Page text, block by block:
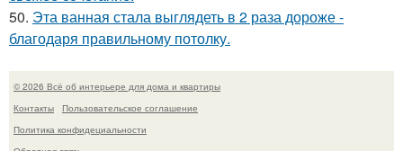
50. Эта ванная стала выглядеть в 2 раза дороже -
благодаря правильному потолку.
© 2026 Всё об интерьере для дома и квартиры
Контакты
Пользовательское соглашение
Политика конфидециальности